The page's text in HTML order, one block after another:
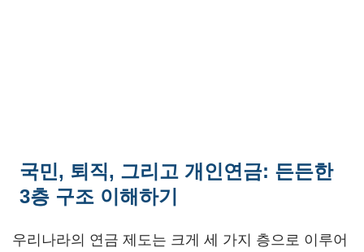
국민, 퇴직, 그리고 개인연금: 든든한
3층 구조 이해하기
우리나라의 연금 제도는 크게 세 가지 층으로 이루어